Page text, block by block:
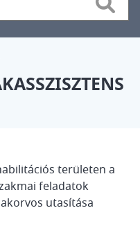
Search
területen a
feladatok
utasítása